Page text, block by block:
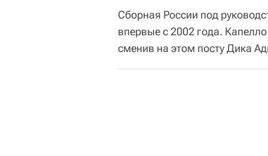
Сборная России под
впервые с 2002 года.
сменив на этом посту Дика